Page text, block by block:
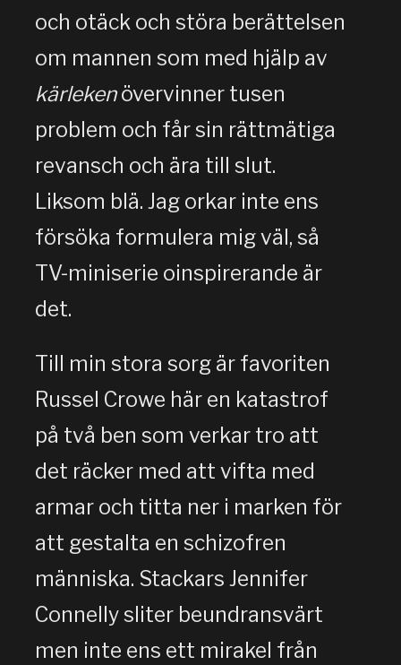
och otäck och störa berättelsen
om mannen som med hjälp av
kärlekenövervinner tusen
problem och får sin rättmätiga
revansch och ära till slut.
Liksom blä. Jag orkar inte ens
försöka formulera mig väl, så
TV-miniserie oinspirerande är
det.
Till min stora sorg är favoriten
Russel Crowe här en katastrof
på två ben som verkar tro att
det räcker med att vifta med
armar och titta ner i marken för
att gestalta en schizofren
människa. Stackars Jennifer
Connelly sliter beundransvärt
men inte ens ett mirakel från